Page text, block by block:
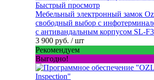
Быстрый просмотр
Мебельный электронный замок
свободный выбор с
с антивандальным корпусом SL-
3 900 руб. / шт
Рекомендуем
Выгодно!